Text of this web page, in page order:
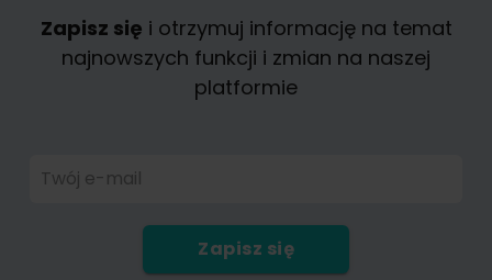
Zapisz się i otrzymuj informację na temat
najnowszych funkcji i zmian na naszej
platformie
Twój e-mail
Zapisz się